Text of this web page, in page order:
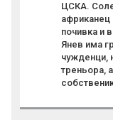
ЦСКА.
африканец
почивка и
Янев има
чужденци,
треньора,